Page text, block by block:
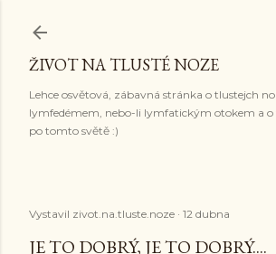
ŽIVOT NA TLUSTÉ NOZE
Lehce osvětová, zábavná stránka o tlustejch
lymfedémem, nebo-li lymfatickým otokem a o
po tomto světě :)
Vystavil zivot.na.tluste.noze 12 dubna
JE TO DOBRÝ, JE TO DOBRÝ....